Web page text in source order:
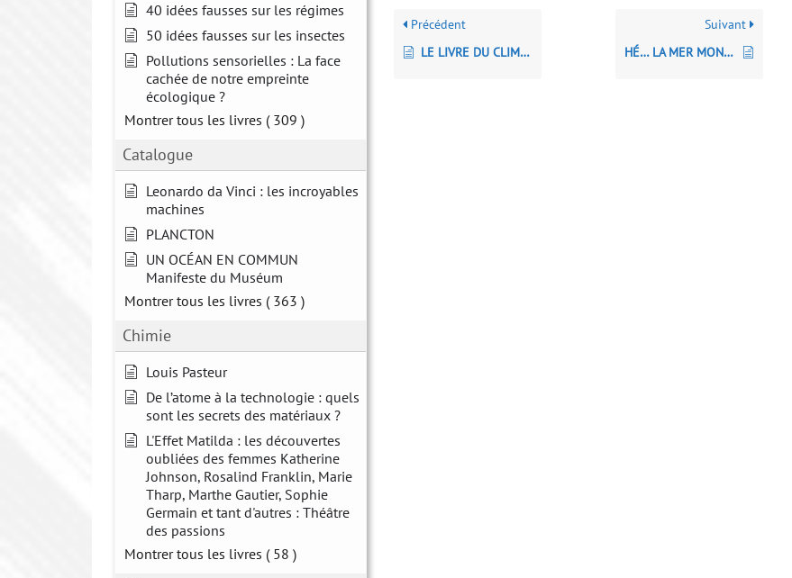
40 idées fausses sur les régimes
50 idées fausses sur les insectes
Pollutions sensorielles : La face
cachée de notre empreinte
écologique ?
Montrer tous les livres ( 309 )
Catalogue
Leonardo da Vinci : les incroyables
machines
PLANCTON
UN OCÉAN EN COMMUN
Manifeste du Muséum
Montrer tous les livres ( 363 )
Chimie
Louis Pasteur
De l’atome à la technologie : quels
sont les secrets des matériaux ?
L'Effet Matilda : les découvertes
oubliées des femmes Katherine
Johnson, Rosalind Franklin, Marie
Tharp, Marthe Gautier, Sophie
Germain et tant d'autres : Théâtre
des passions
Montrer tous les livres ( 58 )
Précédent
LE LIVRE DU CLIMAT
Suivant
HÉ… LA MER MONTE ! – Chronique d’une vague annoncée